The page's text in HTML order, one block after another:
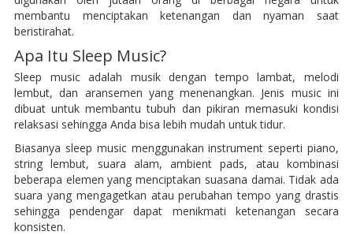
membantu menciptakan ketenangan dan nyaman saat
beristirahat.
Apa Itu Sleep Music?
Sleep music adalah musik dengan tempo lambat, melodi
lembut, dan aransemen yang menenangkan. Jenis music ini
dibuat untuk membantu tubuh dan pikiran memasuki kondisi
relaksasi sehingga Anda bisa lebih mudah untuk tidur.
Biasanya sleep music menggunakan instrument seperti piano,
string lembut, suara alam, ambient pads, atau kombinasi
beberapa elemen yang menciptakan suasana damai. Tidak ada
suara yang mengagetkan atau perubahan tempo yang drastis
sehingga pendengar dapat menikmati ketenangan secara
konsisten.